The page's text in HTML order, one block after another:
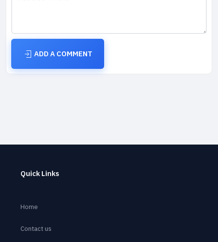
ADD A COMMENT
Quick Links
Home
Contact us